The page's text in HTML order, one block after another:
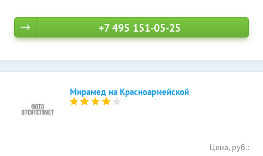
+7 495 151-05-25
Мирамед на Красноармейской
Цена, руб.: